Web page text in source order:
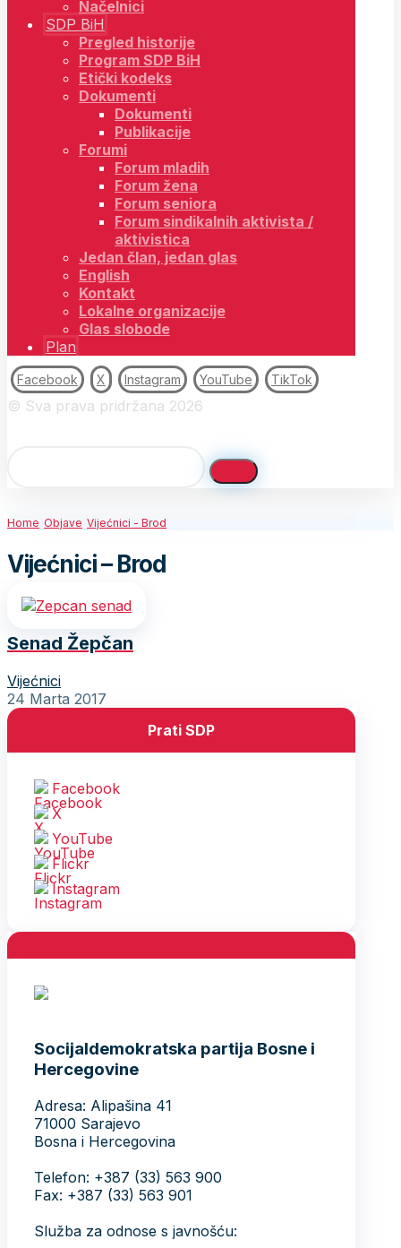
Načelnici
SDP BiH
Pregled historije
Program SDP BiH
Etički kodeks
Dokumenti
Dokumenti
Publikacije
Forumi
Forum mladih
Forum žena
Forum seniora
Forum sindikalnih aktivista /
aktivistica
Jedan član, jedan glas
English
Kontakt
Lokalne organizacije
Glas slobode
Plan
Facebook X Instagram YouTube TikTok
© Sva prava pridržana 2026
Home Objave Vijećnici - Brod
Vijećnici – Brod
Senad Žepčan
Vijećnici
24 Marta 2017
Prati SDP
Facebook
X
YouTube
Flickr
Instagram
Socijaldemokratska partija Bosne i
Hercegovine
Adresa: Alipašina 41
71000 Sarajevo
Bosna i Hercegovina
Telefon: +387 (33) 563 900
Fax: +387 (33) 563 901
Služba za odnose s javnošću: